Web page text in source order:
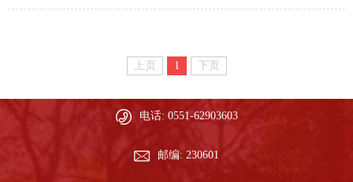
上页 1 下页
电话: 0551-62903603
邮编: 230601